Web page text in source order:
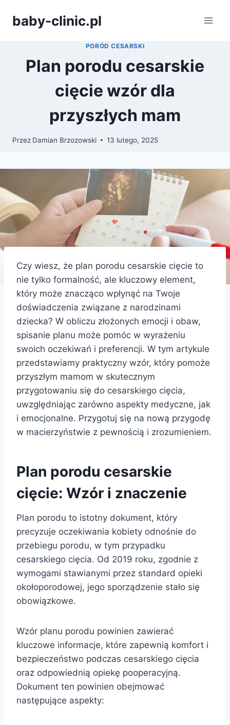
baby-clinic.pl
PORÓD CESARSKI
Plan porodu cesarskie
cięcie wzór dla
przyszłych mam
Przez Damian Brzozowski 13 lutego, 2025
Czy wiesz, że plan porodu cesarskie cięcie to
nie tylko formalność, ale kluczowy element,
który może znacząco wpłynąć na Twoje
doświadczenia związane z narodzinami
dziecka? W obliczu złożonych emocji i obaw,
spisanie planu może pomóc w wyrażeniu
swoich oczekiwań i preferencji. W tym artykule
przedstawiamy praktyczny wzór, który pomoże
przyszłym mamom w skutecznym
przygotowaniu się do cesarskiego cięcia,
uwzględniając zarówno aspekty medyczne, jak
i emocjonalne. Przygotuj się na nową przygodę
w macierzyństwie z pewnością i zrozumieniem.
Plan porodu cesarskie
cięcie: Wzór i znaczenie
Plan porodu to istotny dokument, który
precyzuje oczekiwania kobiety odnośnie do
przebiegu porodu, w tym przypadku
cesarskiego cięcia. Od 2019 roku, zgodnie z
wymogami stawianymi przez standard opieki
okołoporodowej, jego sporządzenie stało się
obowiązkowe.
Wzór planu porodu powinien zawierać
kluczowe informacje, które zapewnią komfort i
bezpieczeństwo podczas cesarskiego cięcia
oraz odpowiednią opiekę pooperacyjną.
Dokument ten powinien obejmować
następujące aspekty: